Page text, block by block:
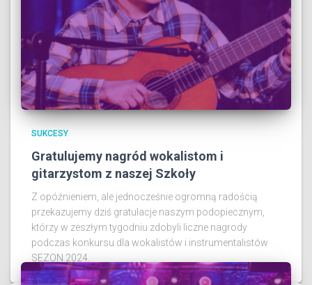
SUKCESY
Gratulujemy nagród wokalistom i
gitarzystom z naszej Szkoły
Z opóźnieniem, ale jednocześnie ogromną radością
przekazujemy dziś gratulacje naszym podopiecznym,
którzy w zeszłym tygodniu zdobyli liczne nagrody
podczas konkursu dla wokalistów i instrumentalistów
SEZON 2024.